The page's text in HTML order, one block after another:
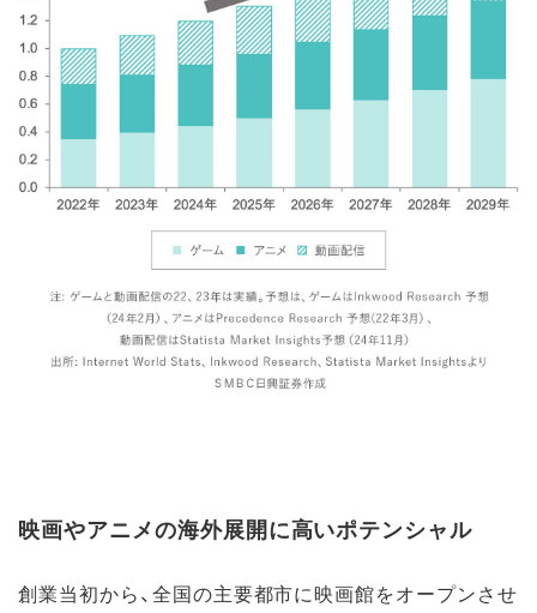
映画やアニメの海外展開に高いポテンシャル
創業当初から、全国の主要都市に映画館をオープンさせ